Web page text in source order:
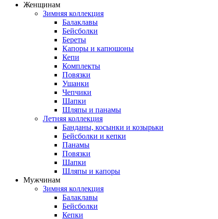
Женщинам
Зимняя коллекция
Балаклавы
Бейсболки
Береты
Капоры и капюшоны
Кепи
Комплекты
Повязки
Ушанки
Чепчики
Шапки
Шляпы и панамы
Летняя коллекция
Банданы, косынки и козырьки
Бейсболки и кепки
Панамы
Повязки
Шапки
Шляпы и капоры
Мужчинам
Зимняя коллекция
Балаклавы
Бейсболки
Кепки